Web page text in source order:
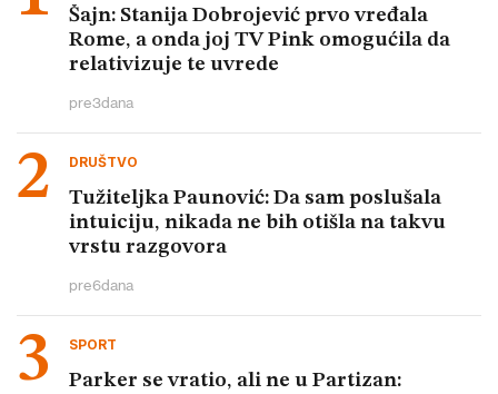
Šajn: Stanija Dobrojević prvo vređala
Rome, a onda joj TV Pink omogućila da
relativizuje te uvrede
pre3dana
DRUŠTVO
Tužiteljka Paunović: Da sam poslušala
intuiciju, nikada ne bih otišla na takvu
vrstu razgovora
pre6dana
SPORT
Parker se vratio, ali ne u Partizan: